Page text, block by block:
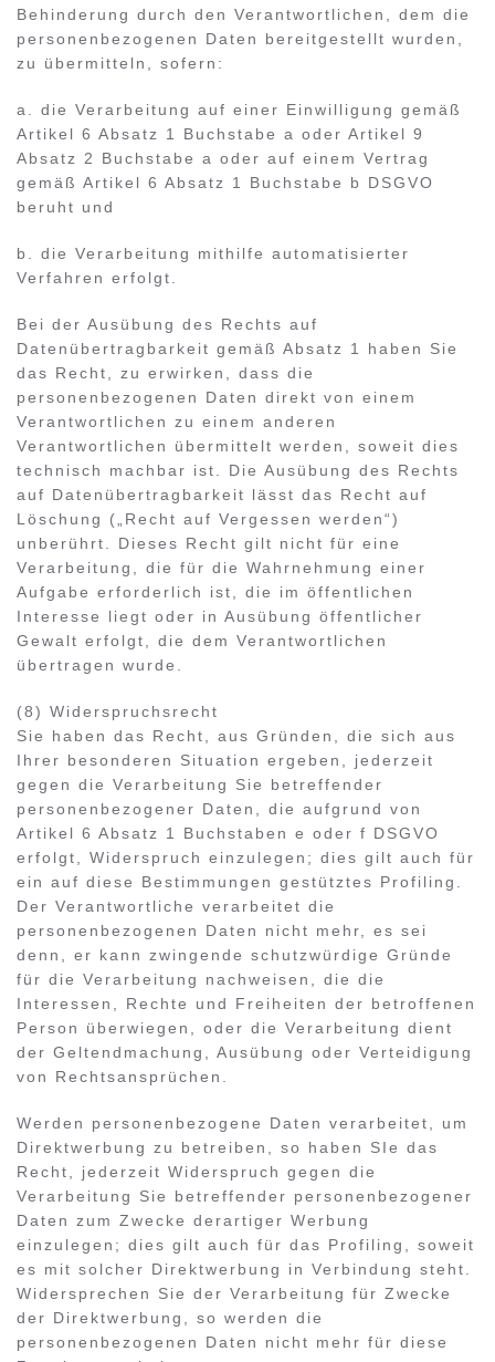
Behinderung durch den Verantwortlichen, dem die
personenbezogenen Daten bereitgestellt wurden,
zu übermitteln, sofern:
a. die Verarbeitung auf einer Einwilligung gemäß
Artikel 6 Absatz 1 Buchstabe a oder Artikel 9
Absatz 2 Buchstabe a oder auf einem Vertrag
gemäß Artikel 6 Absatz 1 Buchstabe b DSGVO
beruht und
b. die Verarbeitung mithilfe automatisierter
Verfahren erfolgt.
Bei der Ausübung des Rechts auf
Datenübertragbarkeit gemäß Absatz 1 haben Sie
das Recht, zu erwirken, dass die
personenbezogenen Daten direkt von einem
Verantwortlichen zu einem anderen
Verantwortlichen übermittelt werden, soweit dies
technisch machbar ist. Die Ausübung des Rechts
auf Datenübertragbarkeit lässt das Recht auf
Löschung („Recht auf Vergessen werden“)
unberührt. Dieses Recht gilt nicht für eine
Verarbeitung, die für die Wahrnehmung einer
Aufgabe erforderlich ist, die im öffentlichen
Interesse liegt oder in Ausübung öffentlicher
Gewalt erfolgt, die dem Verantwortlichen
übertragen wurde.
(8) Widerspruchsrecht
Sie haben das Recht, aus Gründen, die sich aus
Ihrer besonderen Situation ergeben, jederzeit
gegen die Verarbeitung Sie betreffender
personenbezogener Daten, die aufgrund von
Artikel 6 Absatz 1 Buchstaben e oder f DSGVO
erfolgt, Widerspruch einzulegen; dies gilt auch für
ein auf diese Bestimmungen gestütztes Profiling.
Der Verantwortliche verarbeitet die
personenbezogenen Daten nicht mehr, es sei
denn, er kann zwingende schutzwürdige Gründe
für die Verarbeitung nachweisen, die die
Interessen, Rechte und Freiheiten der betroffenen
Person überwiegen, oder die Verarbeitung dient
der Geltendmachung, Ausübung oder Verteidigung
von Rechtsansprüchen.
Werden personenbezogene Daten verarbeitet, um
Direktwerbung zu betreiben, so haben SIe das
Recht, jederzeit Widerspruch gegen die
Verarbeitung Sie betreffender personenbezogener
Daten zum Zwecke derartiger Werbung
einzulegen; dies gilt auch für das Profiling, soweit
es mit solcher Direktwerbung in Verbindung steht.
Widersprechen Sie der Verarbeitung für Zwecke
der Direktwerbung, so werden die
personenbezogenen Daten nicht mehr für diese